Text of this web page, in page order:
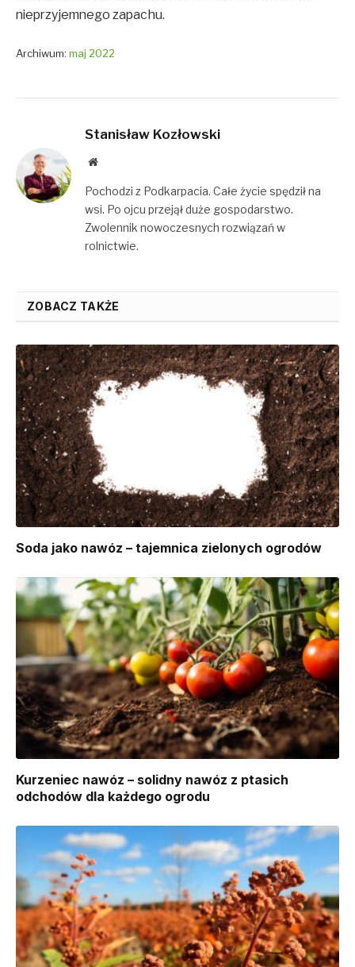
nieprzyjemnego zapachu.
Archiwum: maj 2022
Stanisław Kozłowski
Website
Pochodzi z Podkarpacia. Całe życie spędził na
wsi. Po ojcu przejął duże gospodarstwo.
Zwolennik nowoczesnych rozwiązań w
rolnictwie.
ZOBACZ TAKŻE
Soda jako nawóz – tajemnica zielonych ogrodów
Kurzeniec nawóz – solidny nawóz z ptasich
odchodów dla każdego ogrodu